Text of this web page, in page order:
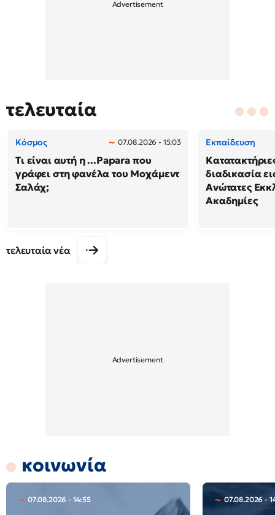
τελευταία
Κόσμος 07.08.2026 - 15:03
Τι είναι αυτή η ...Papara που
γράφει στη φανέλα του Μοχάμεντ
Σαλάχ;
Εκπαίδευση
διαδικασία
Ανώτατες
Ακαδημίες
τελευταία νέα
κοινωνία
07.08.2026 - 14:55 07.08.2026 -